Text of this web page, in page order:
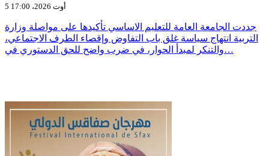
5 أوت 2026، 17:00
جددت الجامعة العامة للتعليم الاساسي تأكيدها على مواصلة وزارة
التربية انتهاج سياسة غلق باب التفاوض وإقصاء الطرف الاجتماعي،
والتنكر لمبدأ الحوار، في ضرب واضح للحق الدستوري في…